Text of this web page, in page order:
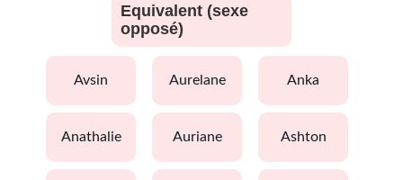
Equivalent (sexe
opposé)
avsin aurelane anka
anathalie auriane ashton